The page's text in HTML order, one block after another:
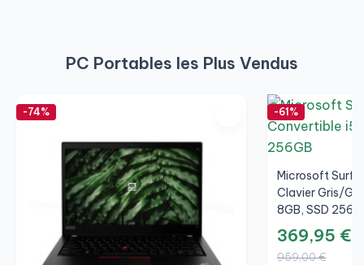
PC Portables les Plus Vendus
-74% -61%
Microsoft
Clavier Gris/
8GB, SSD
369,95 €
959,00 €